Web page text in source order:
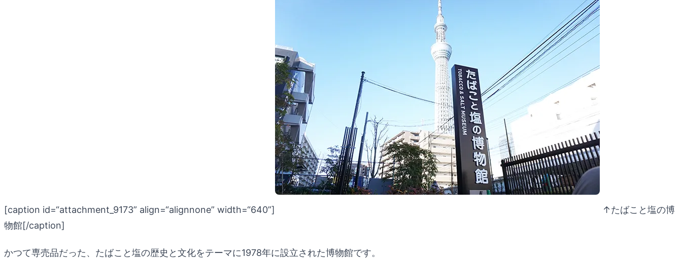
[caption id=“attachment_9173” align=“alignnone” width=“640”]
↑たばこと塩の博
物館[/caption]
かつて専売品だった、たばこと塩の歴史と文化をテーマに1978年に設立された博物館です。